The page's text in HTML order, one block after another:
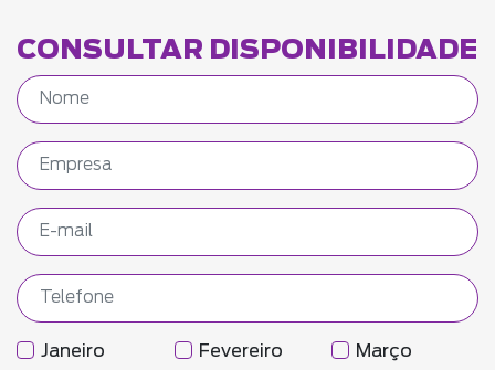
CONSULTAR DISPONIBILIDADE
Janeiro Fevereiro Março